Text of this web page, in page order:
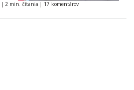
| 2 min. čítania | 17 komentárov